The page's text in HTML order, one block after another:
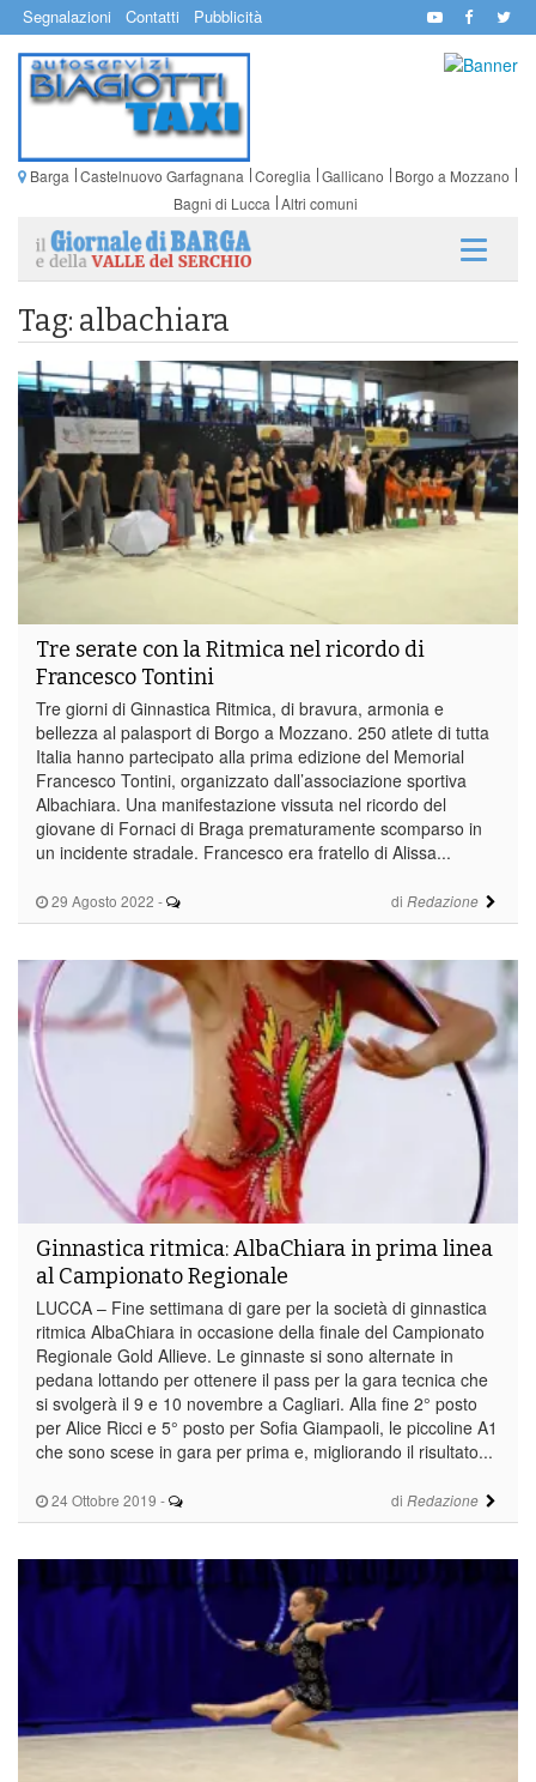
Segnalazioni Contatti Pubblicità
Barga Castelnuovo Garfagnana Coreglia Gallicano
Borgo a Mozzano
Bagni di Lucca Altri comuni
Tag: albachiara
29 Agosto 2022 - di Redazione
Tre serate con la Ritmica nel ricordo di
Francesco Tontini
Tre giorni di Ginnastica Ritmica, di bravura, armonia e
bellezza al palasport di Borgo a Mozzano. 250 atlete di tutta
Italia hanno partecipato alla prima edizione del Memorial
Francesco Tontini, organizzato dall’associazione sportiva
Albachiara. Una manifestazione vissuta nel ricordo del
giovane di Fornaci di Braga prematuramente scomparso in
un incidente stradale. Francesco era fratello di Alissa...
24 Ottobre 2019 - di Redazione
Ginnastica ritmica: AlbaChiara in prima linea
al Campionato Regionale
LUCCA – Fine settimana di gare per la società di ginnastica
ritmica AlbaChiara in occasione della finale del Campionato
Regionale Gold Allieve. Le ginnaste si sono alternate in
pedana lottando per ottenere il pass per la gara tecnica che
si svolgerà il 9 e 10 novembre a Cagliari. Alla fine 2° posto
per Alice Ricci e 5° posto per Sofia Giampaoli, le piccoline A1
che sono scese in gara per prima e, migliorando il risultato...